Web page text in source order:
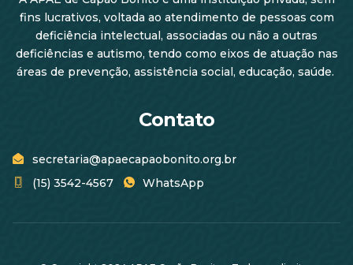
fins lucrativos, voltada ao atendimento de pessoas com
deficiência intelectual, associadas ou não a outras
deficiências e autismo, tendo como eixos de atuação nas
áreas de prevenção, assistência social, educação, saúde.
Contato
secretaria@apaecapaobonito.org.br
(15) 3542-4567
WhatsApp